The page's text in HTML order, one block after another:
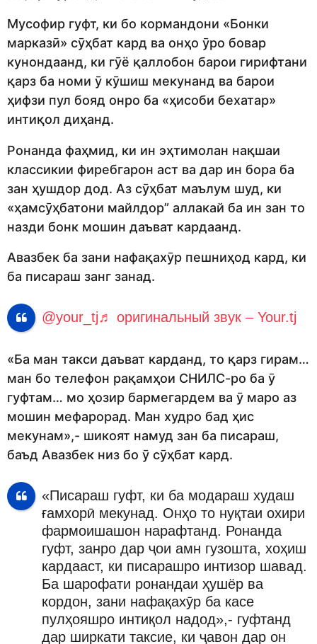
Мусофир гуфт, ки бо кормандони «Бонки
марказӣ» сӯҳбат кард ва онҳо ӯро бовар
кунондаанд, ки гӯё қаллобон барои гирифтани
қарз ба номи ӯ кӯшиш мекунанд ва барои
ҳифзи пул бояд онро ба «ҳисоби бехатар»
интиқол диҳанд.
Ронанда фаҳмид, ки ин эҳтимолан нақшаи
классикии фиребгарон аст ва дар ин бора ба
зан ҳушдор дод. Аз сӯҳбат маълум шуд, ки
«ҳамсӯҳбатони майлдор” аллакай ба ин зан то
назди бонк мошин даъват кардаанд.
Авазбек ба зани нафақахӯр пешниҳод кард, ки
ба писараш занг занад.
@your_tj♬ оригинальный звук – Your.tj
«Ба ман такси даъват карданд, то қарз гирам…
ман бо телефон рақамҳои СНИЛС-ро ба ӯ
гуфтам… мо ҳозир бармегардем ва ӯ маро аз
мошин мефарорад. Ман худро бад ҳис
мекунам»,- шикоят намуд зан ба писараш,
баъд Авазбек низ бо ӯ сӯҳбат кард.
«Писараш гуфт, ки ба модараш худаш
ғамхорӣ мекунад. Онҳо то нуқтаи охири
фармоишашон нарафтанд. Ронанда
гуфт, занро дар ҷои амн гузошта, хоҳиш
кардааст, ки писарашро интизор шавад.
Ба шарофати ронандаи ҳушёр ва
кордон, зани нафақахӯр ба касе
пулҳояшро интиқол надод»,- гуфтанд
дар ширкати таксие, ки ҷавон дар он